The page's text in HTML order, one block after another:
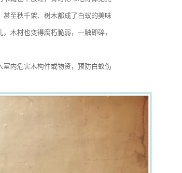
至秋千架、树木都成了白蚁的美味
木材也变得腐朽脆弱，一触即碎，
内危害木构件或物资，预防白蚁伤